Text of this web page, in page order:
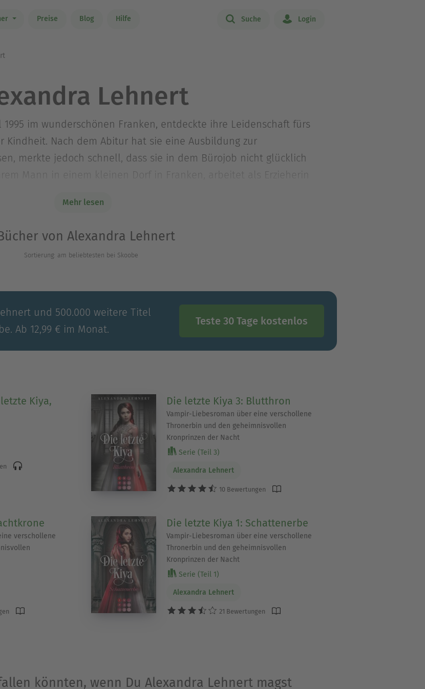
Preise Blog Hilfe Suche Login
Lehnert
im wunderschönen Franken, entdeckte ihre Leidenschaft fürs
Kindheit. Nach dem Abitur hat sie eine Ausbildung zur
merkte jedoch schnell, dass sie in dem Bürojob nicht glücklich
Mann in einem kleinen Dorf in Franken, arbeitet als Erzieherin
legte sie den Grundstein für ihr Autorendasein.
Mehr lesen
von Alexandra Lehnert
Sortierung: am beliebtesten bei Skoobe
und 500.000 weitere Titel
Ab 12,99 € im Monat.
Teste 30 Tage kostenlos
Kiya,
Die letzte Kiya 3: Blutthron
Vampir-Liebesroman über eine verschollene
Thronerbin und den geheimnisvollen
Kronprinzen der Nacht
Serie (Teil 3)
Alexandra Lehnert
10 Bewertungen
verschollene
Die letzte Kiya 1: Schattenerbe
Vampir-Liebesroman über eine verschollene
Thronerbin und den geheimnisvollen
Kronprinzen der Nacht
Serie (Teil 1)
Alexandra Lehnert
21 Bewertungen
könnten, wenn Du Alexandra Lehnert magst